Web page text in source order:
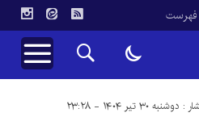
فهرست
۳۰ تیر ۱۴۰۴ - ۲۳:۲۸